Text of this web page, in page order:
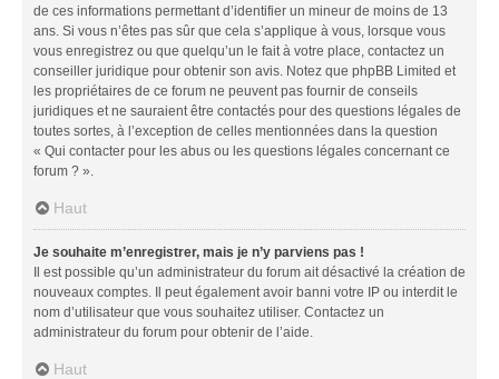
de ces informations permettant d’identifier un mineur de moins de 13
ans. Si vous n’êtes pas sûr que cela s’applique à vous, lorsque vous
vous enregistrez ou que quelqu’un le fait à votre place, contactez un
conseiller juridique pour obtenir son avis. Notez que phpBB Limited et
les propriétaires de ce forum ne peuvent pas fournir de conseils
juridiques et ne sauraient être contactés pour des questions légales de
toutes sortes, à l’exception de celles mentionnées dans la question
« Qui contacter pour les abus ou les questions légales concernant ce
forum ? ».
Haut
Je souhaite m’enregistrer, mais je n’y parviens pas !
Il est possible qu’un administrateur du forum ait désactivé la création de
nouveaux comptes. Il peut également avoir banni votre IP ou interdit le
nom d’utilisateur que vous souhaitez utiliser. Contactez un
administrateur du forum pour obtenir de l’aide.
Haut